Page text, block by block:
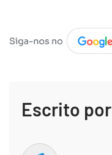
Escrito por